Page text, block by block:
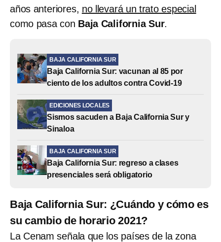
años anteriores, no llevará un trato especial
como pasa con Baja California Sur.
BAJA CALIFORNIA SUR
Baja California Sur: vacunan al 85 por
ciento de los adultos contra Covid-19
EDICIONES LOCALES
Sismos sacuden a Baja California Sur y
Sinaloa
BAJA CALIFORNIA SUR
Baja California Sur: regreso a clases
presenciales será obligatorio
Baja California Sur: ¿Cuándo y cómo es
su cambio de horario 2021?
La Cenam señala que los países de la zona